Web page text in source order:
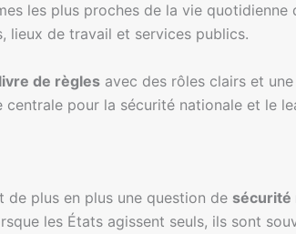
les plus proches de la vie
lieux de travail et services publics.
de règles avec des rôles clairs et
pour la sécurité nationale et le
de plus en plus une question de sécurité
les États agissent seuls, ils sont